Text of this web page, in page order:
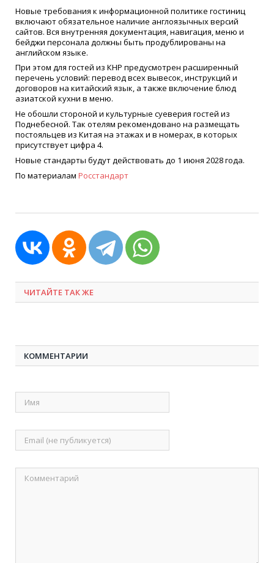
Новые требования к информационной политике гостиниц
включают обязательное наличие англоязычных версий
сайтов. Вся внутренняя документация, навигация, меню и
бейджи персонала должны быть продублированы на
английском языке.
При этом для гостей из КНР предусмотрен расширенный
перечень условий: перевод всех вывесок, инструкций и
договоров на китайский язык, а также включение блюд
азиатской кухни в меню.
Не обошли стороной и культурные суеверия гостей из
Поднебесной. Так отелям рекомендовано на размещать
постояльцев из Китая на этажах и в номерах, в которых
присутствует цифра 4.
Новые стандарты будут действовать до 1 июня 2028 года.
По материалам Росстандарт
ЧИТАЙТЕ ТАК ЖЕ
КОММЕНТАРИИ